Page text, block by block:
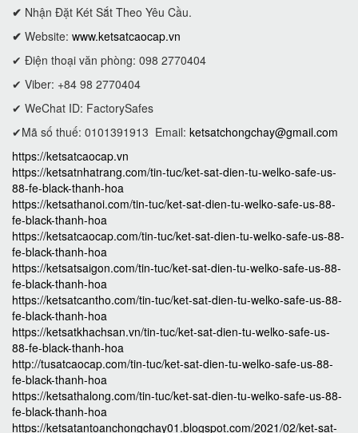
✔ Nhận Đặt Két Sắt Theo Yêu Cầu.
✔ Website: www.ketsatcaocap.vn
✔ Điện thoại văn phòng: 098 2770404
✔ Viber: +84 98 2770404
✔ WeChat ID: FactorySafes
✔Mã số thuế: 0101391913 Email: ketsatchongchay@gmail.com
https://ketsatcaocap.vn
https://ketsatnhatrang.com/tin-tuc/ket-sat-dien-tu-welko-safe-us-
88-fe-black-thanh-hoa
https://ketsathanoi.com/tin-tuc/ket-sat-dien-tu-welko-safe-us-88-
fe-black-thanh-hoa
https://ketsatcaocap.com/tin-tuc/ket-sat-dien-tu-welko-safe-us-88-
fe-black-thanh-hoa
https://ketsatsaigon.com/tin-tuc/ket-sat-dien-tu-welko-safe-us-88-
fe-black-thanh-hoa
https://ketsatcantho.com/tin-tuc/ket-sat-dien-tu-welko-safe-us-88-
fe-black-thanh-hoa
https://ketsatkhachsan.vn/tin-tuc/ket-sat-dien-tu-welko-safe-us-
88-fe-black-thanh-hoa
http://tusatcaocap.com/tin-tuc/ket-sat-dien-tu-welko-safe-us-88-
fe-black-thanh-hoa
https://ketsathalong.com/tin-tuc/ket-sat-dien-tu-welko-safe-us-88-
fe-black-thanh-hoa
https://ketsatantoanchongchay01.blogspot.com/2021/02/ket-sat-